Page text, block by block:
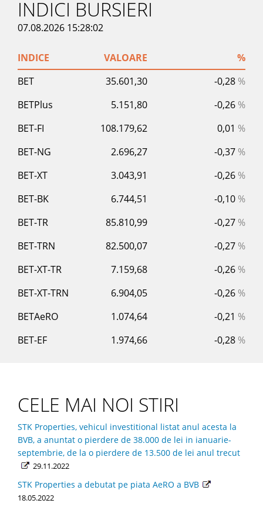
INDICI BURSIERI
07.08.2026 15:28:02
INDICE VALOARE
%
BET
35.601,30 -0,28 %
BETPlus
5.151,80 -0,26 %
BET-FI
108.179,62 0,01 %
BET-NG
2.696,27 -0,37 %
BET-XT
3.043,91 -0,26 %
BET-BK
6.744,51 -0,10 %
BET-TR
85.810,99 -0,27 %
BET-TRN
82.500,07 -0,27 %
BET-XT-TR
7.159,68 -0,26 %
BET-XT-TRN
6.904,05 -0,26 %
BETAeRO
1.074,64 -0,21 %
BET-EF
1.974,66 -0,28 %
CELE MAI NOI STIRI
STK Properties, vehicul investitional listat anul acesta la
BVB, a anuntat o pierdere de 38.000 de lei in ianuarie-
septembrie, de la o pierdere de 13.500 de lei anul trecut
29.11.2022
STK Properties a debutat pe piata AeRO a BVB
18.05.2022